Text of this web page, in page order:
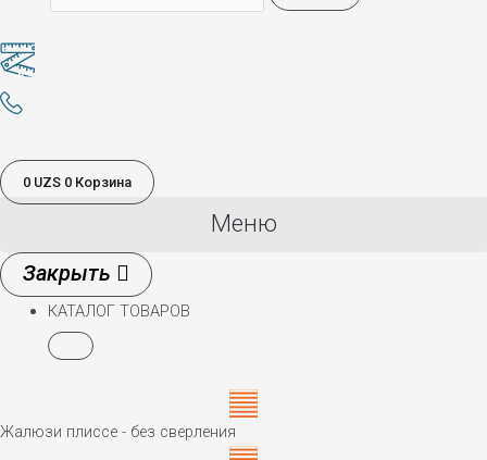
0 UZS 0 Корзина
Меню
КАТАЛОГ ТОВАРОВ
Жалюзи плиссе - без сверления